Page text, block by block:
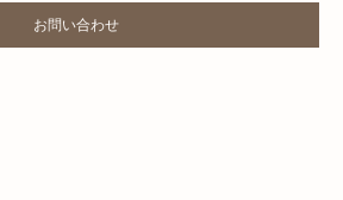
お問い合わせLINK OPENS IN NEW TAB